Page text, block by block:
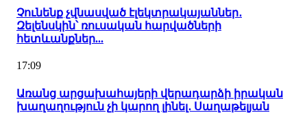
Չունենք չվնասված էլեկտրակայաններ․
Զելենսկին՝ ռուսական հարվածների
հետևանքներ...
17:09
Առանց արցախահայերի վերադարձի իրական
խաղաղություն չի կարող լինել․ Սաղաթելյան